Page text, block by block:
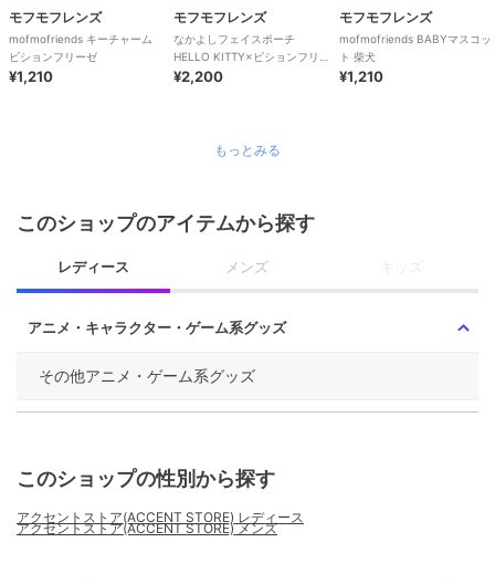
モフモフレンズ
mofmofriends キーチャーム
ビションフリーゼ
¥1,210
モフモフレンズ
なかよしフェイスポーチ
HELLO KITTY×ビションフリ
ーゼ
¥2,200
モフモフレンズ
mofmofriends BABYマスコッ
ト 柴犬
¥1,210
もっとみる
このショップのアイテムから探す
レディース メンズ キッズ
アニメ・キャラクター・ゲーム系グッズ
その他アニメ・ゲーム系グッズ
このショップの性別から探す
アクセントストア(ACCENT STORE) レディース
アクセントストア(ACCENT STORE) メンズ